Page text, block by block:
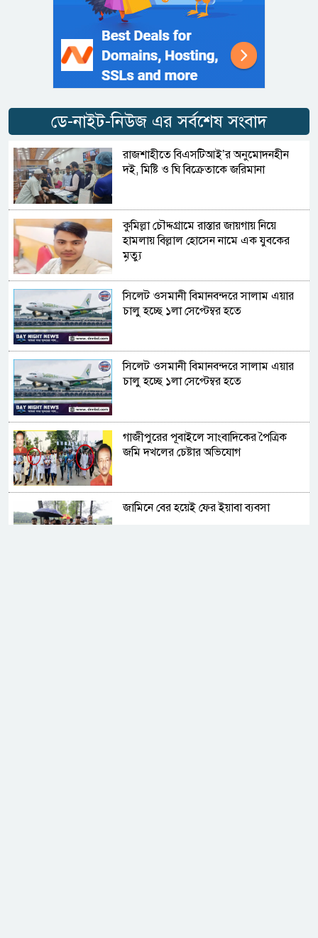
ডে-নাইট-নিউজ এর সর্বশেষ সংবাদ
রাজশাহীতে বিএসটিআই’র অনুমোদনহীন
দই, মিষ্টি ও ঘি বিক্রেতাকে জরিমানা
কুমিল্লা চৌদ্দগ্রামে রাস্তার জায়গায় নিয়ে
হামলায় বিল্লাল হোসেন নামে এক যুবকের
মৃত্যু
সিলেট ওসমানী বিমানবন্দরে সালাম এয়ার
চালু হচ্ছে ১লা সেপ্টেম্বর হতে
সিলেট ওসমানী বিমানবন্দরে সালাম এয়ার
চালু হচ্ছে ১লা সেপ্টেম্বর হতে
গাজীপুরের পূবাইলে সাংবাদিকের পৈত্রিক
জমি দখলের চেষ্টার অভিযোগ
জামিনে বের হয়েই ফের ইয়াবা ব্যবসা